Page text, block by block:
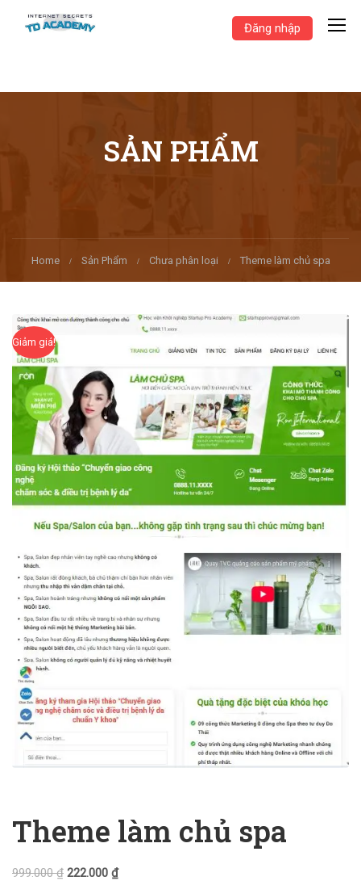
Đăng nhập
SẢN PHẨM
Home Sản Phẩm Chưa phân loại Theme làm chủ spa
Giảm giá!
Theme làm chủ spa
999.000₫ 222.000 ₫